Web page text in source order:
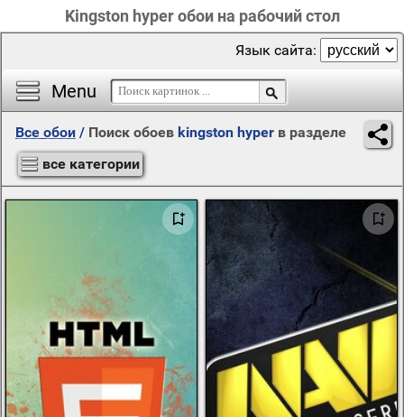
Kingston hyper обои на рабочий стол
Menu
Язык сайта:
Все обои / Поиск обоев kingston hyper в разделе
все категории